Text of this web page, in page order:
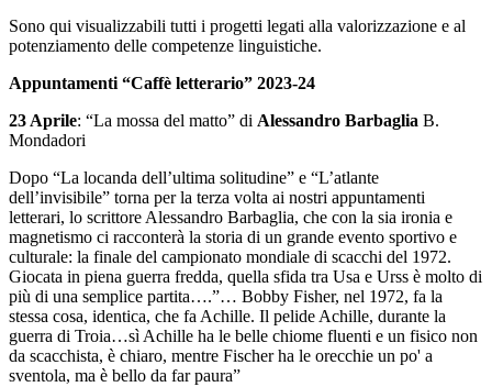
Sono qui visualizzabili tutti i progetti legati alla valorizzazione e al
potenziamento delle competenze linguistiche.
Appuntamenti “Caffè letterario” 2023-24
23 Aprile: “La mossa del matto” di Alessandro Barbaglia B.
Mondadori
Dopo “La locanda dell’ultima solitudine” e “L’atlante
dell’invisibile” torna per la terza volta ai nostri appuntamenti
letterari, lo scrittore Alessandro Barbaglia, che con la sia ironia e
magnetismo ci racconterà la storia di un grande evento sportivo e
culturale: la finale del campionato mondiale di scacchi del 1972.
Giocata in piena guerra fredda, quella sfida tra Usa e Urss è molto di
più di una semplice partita….”… Bobby Fisher, nel 1972, fa la
stessa cosa, identica, che fa Achille. Il pelide Achille, durante la
guerra di Troia…sì Achille ha le belle chiome fluenti e un fisico non
da scacchista, è chiaro, mentre Fischer ha le orecchie un po' a
sventola, ma è bello da far paura”